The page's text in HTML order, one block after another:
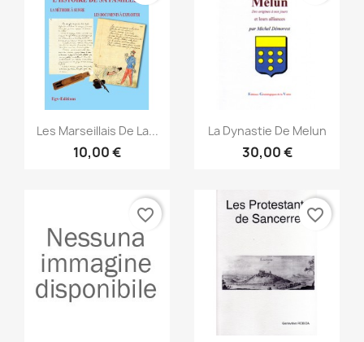
Anteprima
Les Marseillais De La...
10,00 €
Anteprima
La Dynastie De Melun
30,00 €
favorite_border favorite_border